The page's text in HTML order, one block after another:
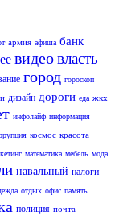
армия афиша банк
видеовласть
город гороскоп
дизайн дороги еда жкх
инфолайф информация
космос красота
математика мебель мода
навальный налоги
отдых офис память
полиция почта